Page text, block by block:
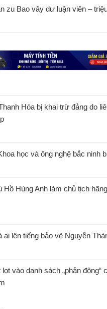
zu Bao vây dư luận viên –
Hóa bị khai trừ đảng do
học và ông nghệ bắc ninh
Hồ Hùng Anh làm chủ tịch
ai lên tiếng bảo vệ Nguyễn
lọt vào danh sách „phản động“